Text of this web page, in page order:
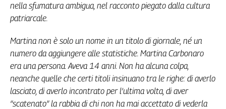
Speciali
di
Genova,
della
ragione
120
nella sfumatura ambigua, nel racconto piegato dalla cultura
patriarcale.
Martina non è solo un nome in un titolo di giornale, né un
numero da aggiungere alle statistiche. Martina Carbonaro
era una persona. Aveva 14 anni. Non ha alcuna colpa,
neanche quelle che certi titoli insinuano tra le righe: di averlo
lasciato, di averlo incontrato per l’ultima volta, di aver
“scatenato” la rabbia di chi non ha mai accettato di vederla